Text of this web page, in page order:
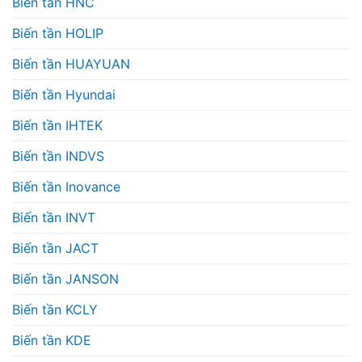
Biến tần HOLIP
Biến tần HUAYUAN
Biến tần Hyundai
Biến tần IHTEK
Biến tần INDVS
Biến tần Inovance
Biến tần INVT
Biến tần JACT
Biến tần JANSON
Biến tần KCLY
Biến tần KDE